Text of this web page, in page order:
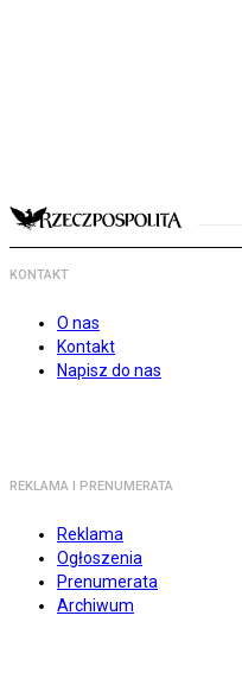
KONTAKT
O nas
Kontakt
Napisz do nas
REKLAMA I PRENUMERATA
Reklama
Ogłoszenia
Prenumerata
Archiwum